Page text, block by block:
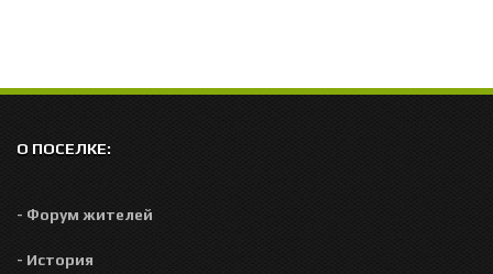
О ПОСЕЛКЕ:
- Форум жителей
- История